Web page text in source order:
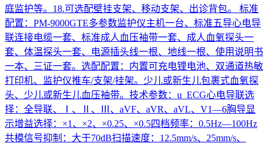
庭监护等。18.可选配壁挂支架、移动支架、出诊背包。 标准
配置：PM-9000GTE多参数监护仪主机一台、标准五导心电导
联连接电缆一套、标准成人血压袖带一套、成人血氧探头一
套、体温探头一套、电源插头线一根、地线一根、使用说明书
一本、三证一套。选配配置：内置可充电锂电池、双通道热敏
打印机、监护仪推车/支架/挂架。少儿或新生儿包裹式血氧探
头、少儿或新生儿血压袖带。技术参数：u ECG心电导联选
择：全导联、Ⅰ、Ⅱ、Ⅲ、aVF、aVR、aVL、V1—6胸导显
示增益选择：×1、×2、×0.25、×0.5四档频率：0.5Hz—100Hz
共模信号抑制：大于70dB扫描速度：12.5mm/s、25mm/s、